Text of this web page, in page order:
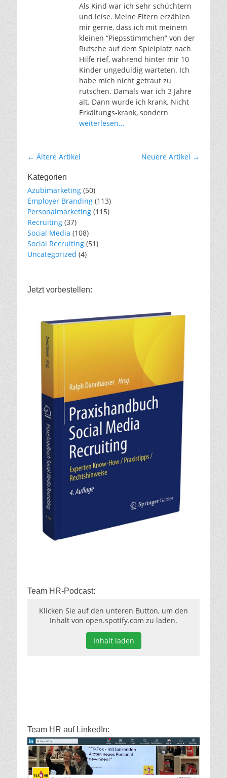
Als Kind war ich sehr schüchtern
und leise. Meine Eltern erzählen
mir gerne, dass ich mit meinem
kleinen “Piepsstimmchen” von der
Rutsche auf dem Spielplatz nach
Hilfe rief, während hinter mir 10
Kinder ungeduldig warteten. Ich
habe mich nicht getraut zu
rutschen. Damals war ich 3 Jahre
alt. Dann wurde ich krank. Nicht
Erkältungs-krank, sondern
weiterlesen…
Artikel-
← Ältere Artikel Neuere Artikel →
Kategorien
Azubimarketing (50)
Employer Branding (113)
Personalmarketing (115)
Recruiting (37)
Social Media (108)
Social Recruiting (51)
Uncategorized (4)
Jetzt vorbestellen:
Team HR-Podcast:
Klicken Sie auf den unteren Button, um den
Inhalt von open.spotify.com zu laden.
Inhalt laden
Team HR auf LinkedIn: